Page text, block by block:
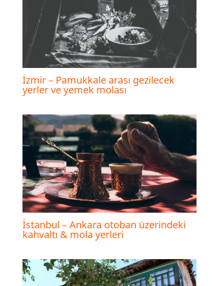
İzmir – Pamukkale arası gezilecek
yerler ve yemek molası
İstanbul – Ankara otoban üzerindeki
kahvaltı & mola yerleri